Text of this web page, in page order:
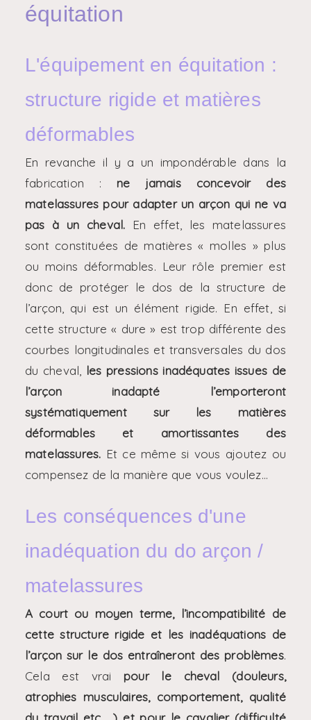
équitation
L'équipement en équitation :
structure rigide et matières
déformables
En revanche il y a un impondérable dans la
fabrication : ne jamais concevoir des
matelassures pour adapter un arçon qui ne va
pas à un cheval. En effet, les matelassures
sont constituées de matières « molles » plus
ou moins déformables. Leur rôle premier est
donc de protéger le dos de la structure de
l’arçon, qui est un élément rigide. En effet, si
cette structure « dure » est trop différente des
courbes longitudinales et transversales du dos
du cheval,
les pressions inadéquates issues de
l’arçon inadapté l’emporteront
systématiquement sur les matières
déformables et amortissantes des
matelassures. Et ce même si vous ajoutez ou
compensez de la manière que vous voulez…
Les conséquences d'une
inadéquation du do arçon /
matelassures
A court ou moyen terme, l’incompatibilité de
cette structure rigide et les inadéquations de
l’arçon sur le dos entraîneront des problèmes.
Cela est vrai pour le cheval (douleurs,
atrophies musculaires, comportement, qualité